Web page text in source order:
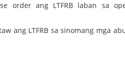
order ang LTFRB laban sa
ang LTFRB sa sinomang mga